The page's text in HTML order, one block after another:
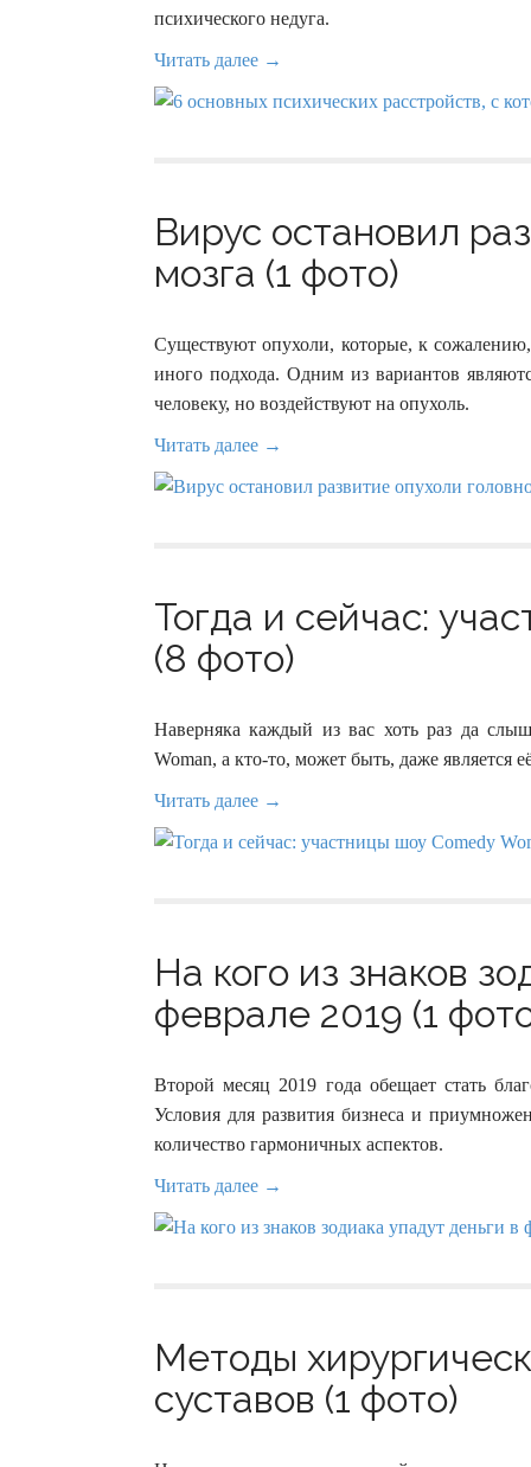
психического недуга.
Читать далее →
Вирус остановил
мозга (1 фото)
Существуют опухоли, которые, к
иного подхода. Одним из вариантов
человеку, но воздействуют на опухоль.
Читать далее →
Тогда и сейчас:
(8 фото)
Наверняка каждый из вас хоть раз да
Woman, а кто-то, может быть, даже является
Читать далее →
На кого из знаков
феврале 2019 (1
Второй месяц 2019 года обещает стать
Условия для развития бизнеса и
количество гармоничных аспектов.
Читать далее →
Методы
суставов (1 фото)